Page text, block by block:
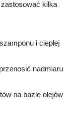
zastosować kilka
i ciepłej
nadmiaru
na bazie olejów